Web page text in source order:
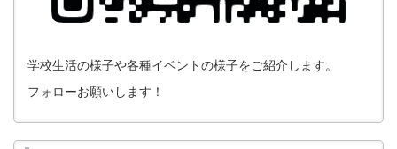
学校生活の様子や各種イベントの様子をご紹介します。
フォローお願いします！